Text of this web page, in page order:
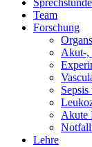
Team
Forschung
Akut-,
Akute
Lehre